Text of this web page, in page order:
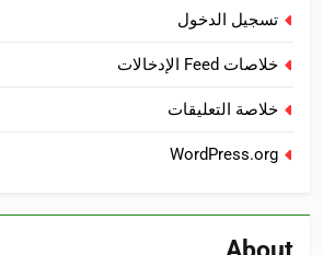
تسجيل الدخول
خلاصات Feed الإدخالات
خلاصة التعليقات
WordPress.org